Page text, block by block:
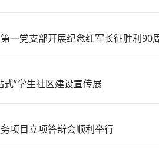
一党支部开展纪念红军长征胜利90
式”学生社区建设宣传展
项目立项答辩会顺利举行